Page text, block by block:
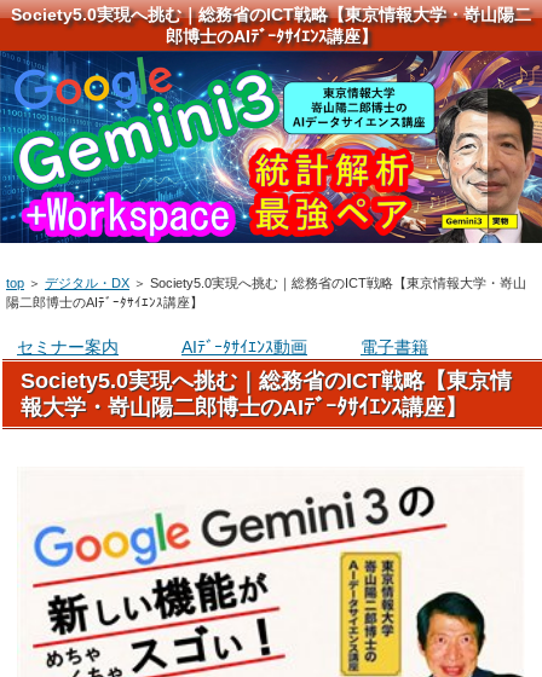
Society5.0実現へ挑む｜総務省のICT戦略【東京情報大学・嵜山陽二
郎博士のAIﾃﾞｰﾀｻｲｴﾝｽ講座】
top ＞ デジタル・DX ＞ Society5.0実現へ挑む｜総務省のICT戦略【東京情報大学・嵜山
陽二郎博士のAIﾃﾞｰﾀｻｲｴﾝｽ講座】
セミナー案内 AIﾃﾞｰﾀｻｲｴﾝｽ動画 電子書籍
Society5.0実現へ挑む｜総務省のICT戦略【東京情
報大学・嵜山陽二郎博士のAIﾃﾞｰﾀｻｲｴﾝｽ講座】